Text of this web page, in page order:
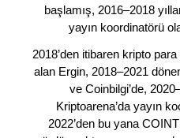
başlamış, 2016–2018
yayın koordinatörü
2018’den itibaren kripto
alan Ergin, 2018–2021
ve Coinbilgi’de,
Kriptoarena’da yayın
2022’den bu yana